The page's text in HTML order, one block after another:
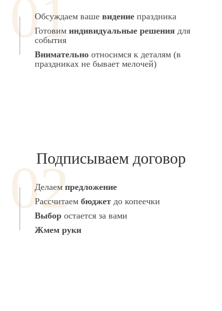
Обсуждаем ваше видение праздника
Готовим индивидуальные решения для
события
Внимательно относимся к деталям (в
праздниках не бывает мелочей)
Подписываем договор
Делаемпредложение
Рассчитаем бюджет до копеечки
Выбор остается за вами
Жмем руки